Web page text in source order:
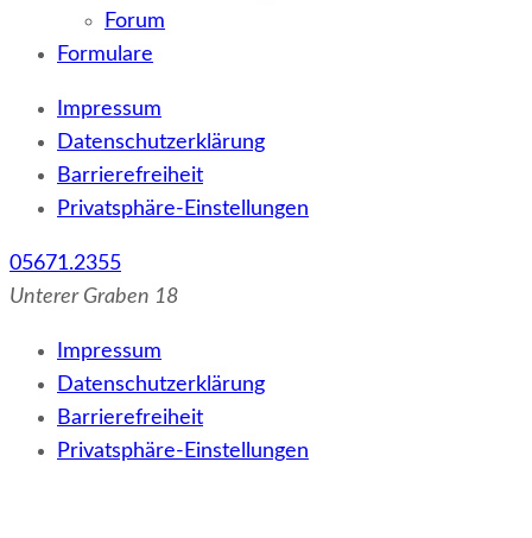
Forum
Formulare
Impressum
Datenschutzerklärung
Barrierefreiheit
Privatsphäre-Einstellungen
05671.2355
Unterer Graben 18
Impressum
Datenschutzerklärung
Barrierefreiheit
Privatsphäre-Einstellungen